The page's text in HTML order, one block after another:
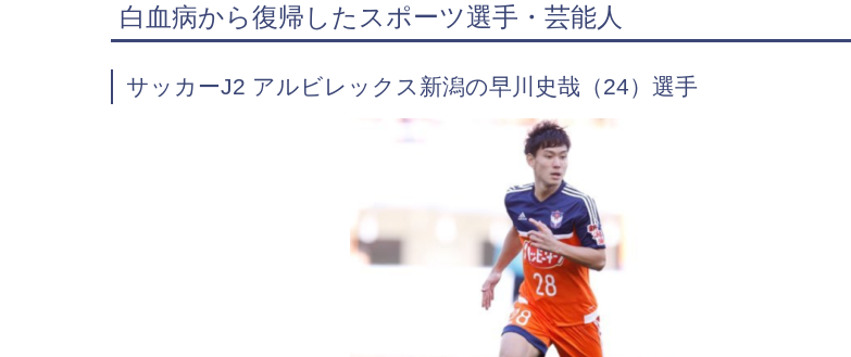
白血病から復帰したスポーツ選手・芸能人
サッカーJ2 アルビレックス新潟の早川史哉（24）選手